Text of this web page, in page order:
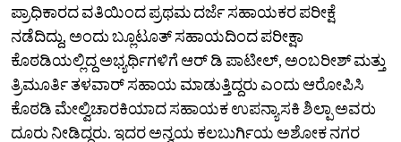
ಪ್ರಾಧಿಕಾರದ ವತಿಯಿಂದ ಪ್ರಥಮ ದರ್ಜೆ ಸಹಾಯಕರ ಪರೀಕ್ಷೆ
ನಡೆದಿದ್ದು, ಅಂದು ಬ್ಲೂಟೂತ್‌ ಸಹಾಯದಿಂದ ಪರೀಕ್ಷಾ
ಕೊಠಡಿಯಲ್ಲಿದ್ದ ಅಭ್ಯರ್ಥಿಗಳಿಗೆ ಆರ್‌ ಡಿ ಪಾಟೀಲ್‌, ಅಂಬರೀಶ್‌ ಮತ್ತು
ತ್ರಿಮೂರ್ತಿ ತಳವಾರ್‌ ಸಹಾಯ ಮಾಡುತ್ತಿದ್ದರು ಎಂದು ಆರೋಪಿಸಿ
ಕೊಠಡಿ ಮೇಲ್ವಿಚಾರಕಿಯಾದ ಸಹಾಯಕ ಉಪನ್ಯಾಸಕಿ ಶಿಲ್ಪಾ ಅವರು
ದೂರು ನೀಡಿದ್ದರು. ಇದರ ಅನ್ವಯ ಕಲಬುರ್ಗಿಯ ಅಶೋಕ ನಗರ